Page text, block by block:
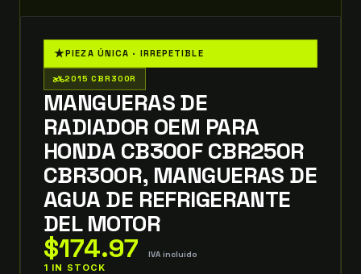
★PIEZA ÚNICA · IRREPETIBLE
two_wheeler2015 CBR300R
MANGUERAS DE
RADIADOR OEM PARA
HONDA CB300F CBR250R
CBR300R, MANGUERAS DE
AGUA DE REFRIGERANTE
DEL MOTOR
$174.97 IVA incluido
1 IN STOCK